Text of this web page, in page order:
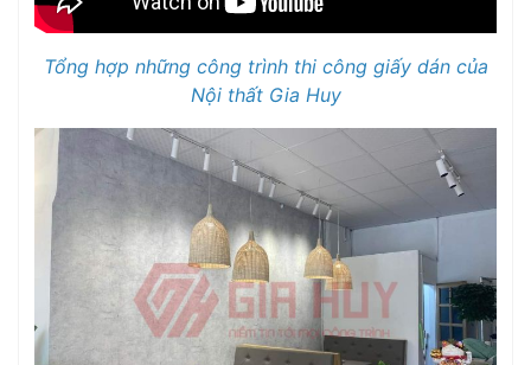
Tổng hợp những công trình thi công giấy dán của
Nội thất Gia Huy